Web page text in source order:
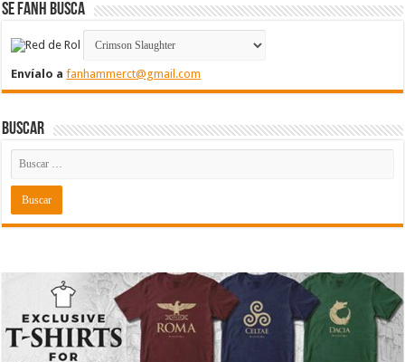
Se FanH Busca
Envíalo afanhammerct@gmail.com
Buscar